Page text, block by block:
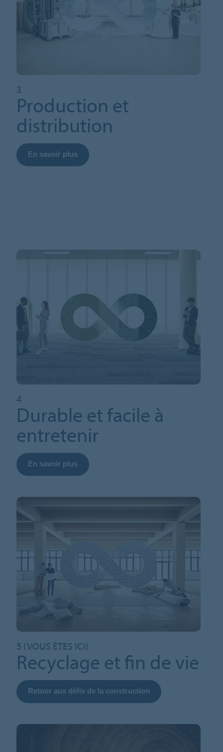
3
Production et
distribution
En savoir plus
4
Durable et facile à
entretenir
En savoir plus
5 (VOUS ÊTES ICI)
Recyclage et fin de vie
Retour aux défis de la construction